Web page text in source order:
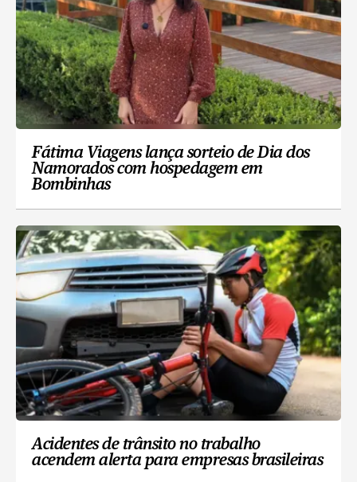
Fátima Viagens lança sorteio de Dia dos
Namorados com hospedagem em
Bombinhas
Acidentes de trânsito no trabalho
acendem alerta para empresas brasileiras